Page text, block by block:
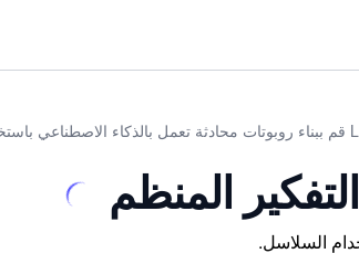
المنظم
السلاسل.